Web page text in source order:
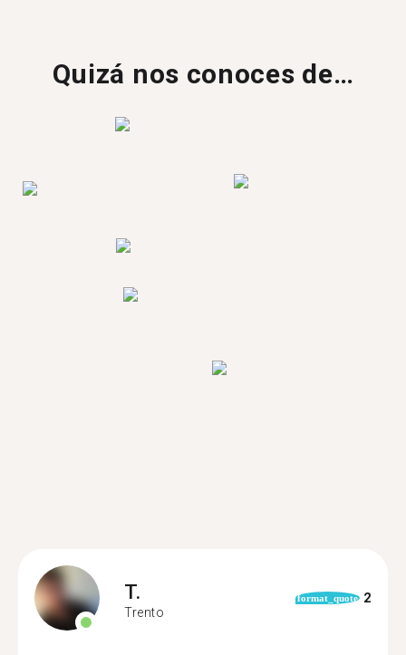
Quizá nos conoces de…
T.
Trento
format_quote 2